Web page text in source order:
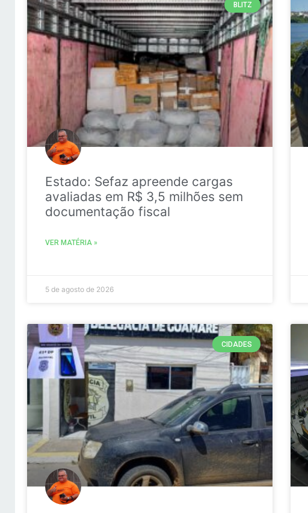
BLITZ
Estado: Sefaz apreende cargas
avaliadas em R$ 3,5 milhões sem
documentação fiscal
VER MATÉRIA »
5 de agosto de 2026
CIDADES